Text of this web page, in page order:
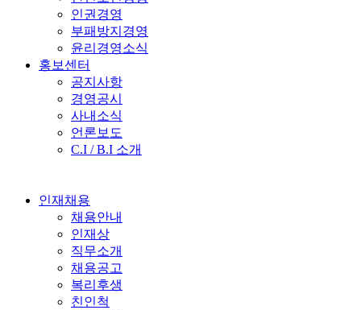
인권경영
부패방지경영
윤리경영소식
홍보센터
공지사항
경영공시
사내소식
언론보도
C.I / B.I 소개
인재채용
채용안내
인재상
직무소개
채용공고
복리후생
친인척